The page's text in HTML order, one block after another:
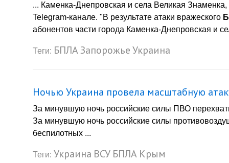
... Каменка-Днепровская и села Великая
Telegram-канале. "В результате атаки вражеского
абонентов части города Каменка-Днепровская и
Теги: БПЛАЗапорожьеУкраина
Ночью Украина провела масштабную
За минувшую ночь российские силы ПВО
За минувшую ночь российские силы
беспилотных ...
Теги: Украина ВСУ БПЛА Крым